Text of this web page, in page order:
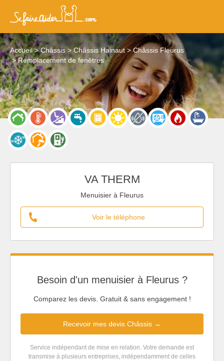
Accueil Châssis Châssis Hainaut
Châssis Fleurus
Remplacement de fenêtres
VA THERM
Menuisier à Fleurus
Voir le téléphone
Besoin d'un menuisier à Fleurus ?
Comparez les devis. Gratuit & sans engagement !
Recevoir mes devis Châssis →
Service indépendant de mise en relation. Votre demande est
transmise à plusieurs entreprises, indépendamment de celles